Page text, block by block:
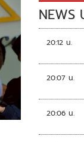
NEWS
20:12 น.
20:07 น.
20:06 น.